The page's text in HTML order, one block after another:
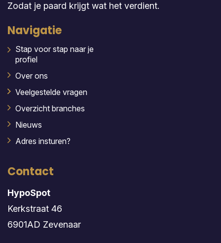
Zodat je paard krijgt wat het verdient.
Navigatie
Stap voor stap naar je
profiel
Over ons
Veelgestelde vragen
Overzicht branches
Nieuws
Adres insturen?
Contact
HypoSpot
Kerkstraat 46
6901AD Zevenaar